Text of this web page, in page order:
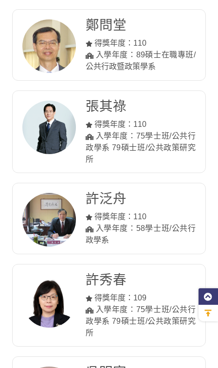
鄭問堂
得獎年度：110
入學年度：89碩士在職專班/
公共行政暨政策學系
張其祿
得獎年度：110
入學年度：75學士班/公共行
政學系 79碩士班/公共政策研究
所
許泛舟
得獎年度：110
入學年度：58學士班/公共行
政學系
許秀春
得獎年度：109
入學年度：75學士班/公共行
政學系 79碩士班/公共政策研究
所